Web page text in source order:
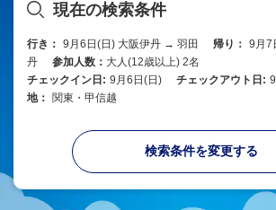
現在の検索条件
行き： 9月6日(日) 大阪伊丹 → 羽田 帰り： 9月7
丹
参加人数： 大人(12歳以上) 2名
チェックイン日: 9月6日(日) チェックアウト日:
地：
関東・甲信越
検索条件を変更する